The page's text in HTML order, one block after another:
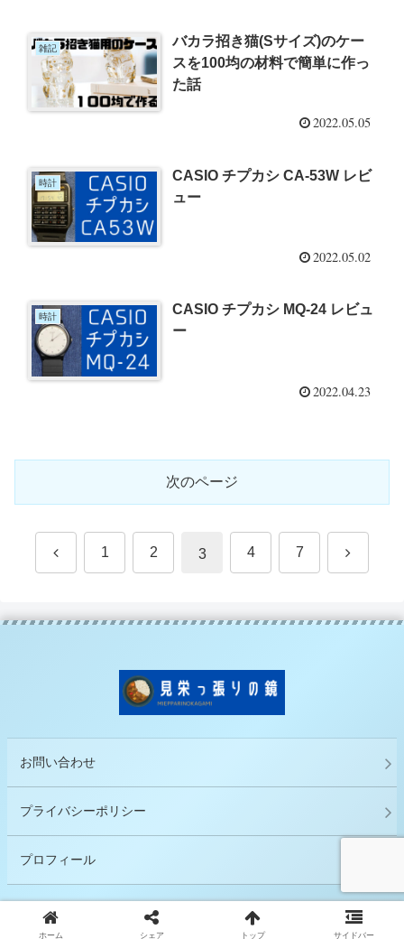
雑記
バカラ招き猫(Sサイズ)のケー
スを100均の材料で簡単に作っ
た話
2022.05.05
時計
CASIO チプカシ CA-53W レビ
ュー
2022.05.02
時計
CASIO チプカシ MQ-24 レビュ
ー
2022.04.23
次のページ
前 1 2 3 4 7 次
お問い合わせ
プライバシーポリシー
プロフィール
© 2020 見栄っ張りの鏡.
ホーム シェア トップ サイドバー